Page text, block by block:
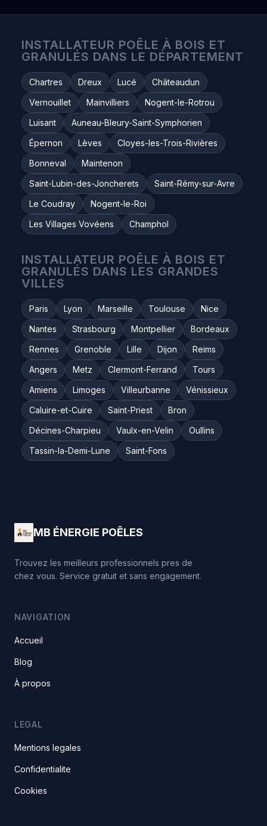
INSTALLATEUR POÊLE À BOIS ET
GRANULÉS DANS LE DÉPARTEMENT
Chartres Dreux Lucé
Châteaudun
Vernouillet
Mainvilliers
Nogent-le-Rotrou
Luisant
Auneau-Bleury-Saint-Symphorien
Épernon
Lèves
Cloyes-les-Trois-Rivières
Bonneval
Maintenon
Saint-Lubin-des-Joncherets
Saint-Rémy-sur-Avre
Le Coudray
Nogent-le-Roi
Les Villages Vovéens
Champhol
INSTALLATEUR POÊLE À BOIS ET
GRANULÉS DANS LES GRANDES
VILLES
Paris Lyon Marseille Toulouse
Nice
Nantes
Strasbourg Montpellier
Bordeaux
Rennes
Grenoble Lille Dijon
Reims
Angers
Metz Clermont-Ferrand
Tours
Amiens
Limoges Villeurbanne
Vénissieux
Caluire-et-Cuire
Saint-Priest
Bron
Décines-Charpieu
Vaulx-en-Velin
Oullins
Tassin-la-Demi-Lune
Saint-Fons
MB ÉNERGIE POÊLES
Trouvez les meilleurs professionnels pres de
chez vous. Service gratuit et sans engagement.
NAVIGATION
Accueil
Blog
À propos
LEGAL
Mentions legales
Confidentialite
Cookies